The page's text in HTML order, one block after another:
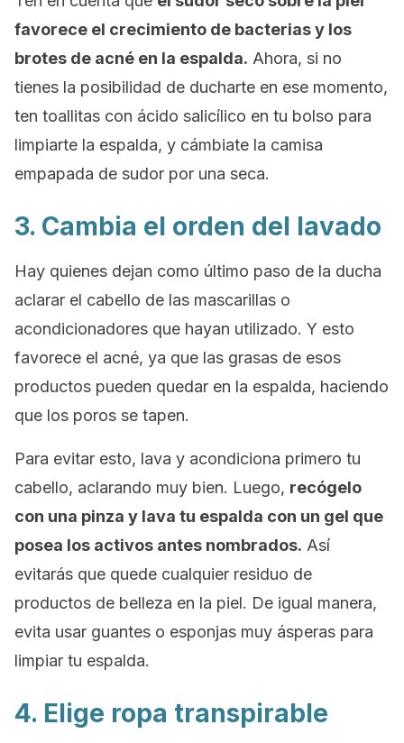
favorece el crecimiento de bacterias y los
brotes de acné en la espalda. Ahora, si no
tienes la posibilidad de ducharte en ese momento,
ten toallitas con ácido salicílico en tu bolso para
limpiarte la espalda, y cámbiate la camisa
empapada de sudor por una seca.
3. Cambia el orden del lavado
Hay quienes dejan como último paso de la ducha
aclarar el cabello de las mascarillas o
acondicionadores que hayan utilizado. Y esto
favorece el acné, ya que las grasas de esos
productos pueden quedar en la espalda, haciendo
que los poros se tapen.
Para evitar esto, lava y acondiciona primero tu
cabello, aclarando muy bien. Luego, recógelo
con una pinza y lava tu espalda con un gel que
posea los activos antes nombrados. Así
evitarás que quede cualquier residuo de
productos de belleza en la piel. De igual manera,
evita usar guantes o esponjas muy ásperas para
limpiar tu espalda.
4. Elige ropa transpirable